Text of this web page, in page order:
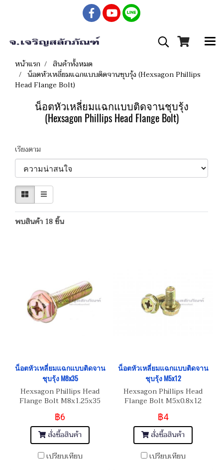
หน้าแรก
สินค้าทั้งหมด
น็อตหัวเหลี่ยมแฉกแบบติดจานชุบรุ้ง (Hexsagon Phillips
Head Flange Bolt)
น็อตหัวเหลี่ยมแฉกแบบติดจานชุบรุ้ง
(Hexsagon Phillips Head Flange Bolt)
เรียงตาม
พบสินค้า 18 ชิ้น
น็อตหัวเหลี่ยมแฉกแบบติดจาน
ชุบรุ้ง M8x35
Hexsagon Phillips Head
Flange Bolt M8x1.25x35
฿6
สั่งซื้อสินค้า
เปรียบเทียบ
น็อตหัวเหลี่ยมแฉกแบบติดจาน
ชุบรุ้ง M5x12
Hexsagon Phillips Head
Flange Bolt M5x0.8x12
฿4
สั่งซื้อสินค้า
เปรียบเทียบ